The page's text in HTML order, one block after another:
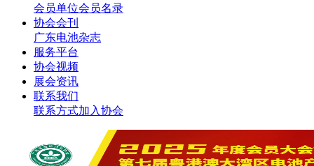
会员单位会员名录
协会会刊
广东电池杂志
服务平台
协会视频
展会资讯
联系我们
联系方式加入协会